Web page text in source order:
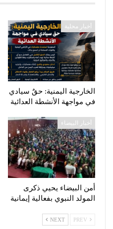
أخبار محلية
الخارجية اليمنية: حقٌ سيادي
في مواجهة الأنشطة العدائية
أخبار البيضاء
أمن البيضاء يحيي ذكرى
المولد النبوي بفعالية إيمانية
NEXT